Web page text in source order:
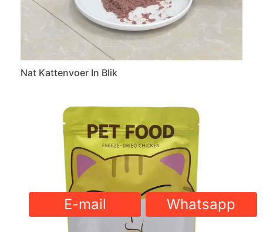
Nat Kattenvoer In Blik
E-mail Whatsapp